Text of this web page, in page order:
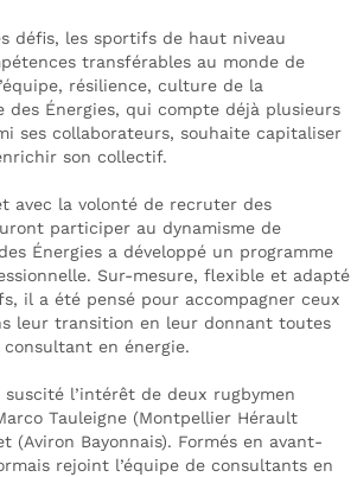
défis, les sportifs de haut niveau
transférables au monde de
résilience, culture de la
des Énergies, qui compte déjà plusieurs
ses collaborateurs, souhaite capitaliser
son collectif.
avec la volonté de recruter des
participer au dynamisme de
Énergies a développé un programme
Sur-mesure, flexible et adapté
il a été pensé pour accompagner ceux
leur transition en leur donnant toutes
en énergie.
suscité l’intérêt de deux rugbymen
Tauleigne (Montpellier Hérault
(Aviron Bayonnais). Formés en avant-
rejoint l’équipe de consultants en